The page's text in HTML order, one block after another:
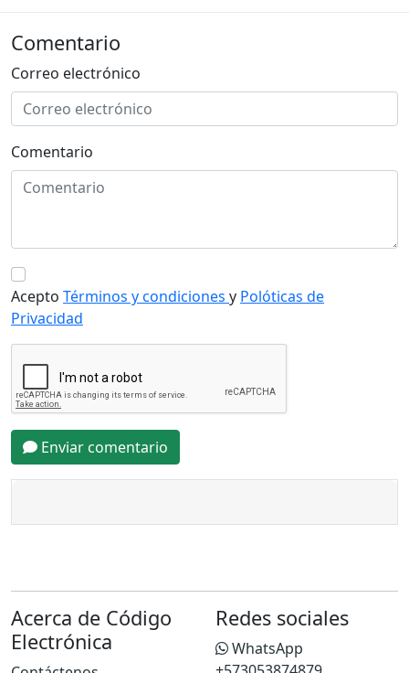
Comentario
Correo electrónico
Comentario
Acepto Términos y condiciones y Polóticas de
Privacidad
Enviar comentario
Acerca de Código
Electrónica
Redes sociales
WhatsApp